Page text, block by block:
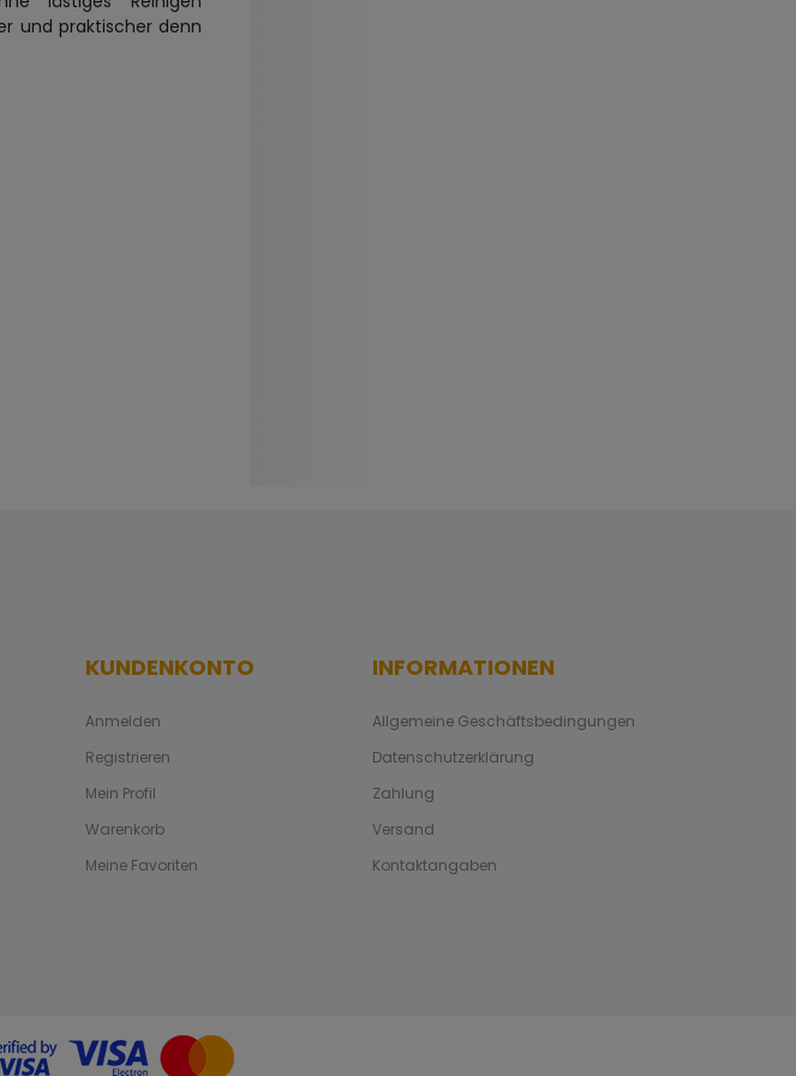
und praktischer denn
KUNDENKONTO
Anmelden
Registrieren
Mein Profil
Warenkorb
Meine Favoriten
INFORMATIONEN
Allgemeine Geschäftsbedingungen
Datenschutzerklärung
Zahlung
Versand
Kontaktangaben